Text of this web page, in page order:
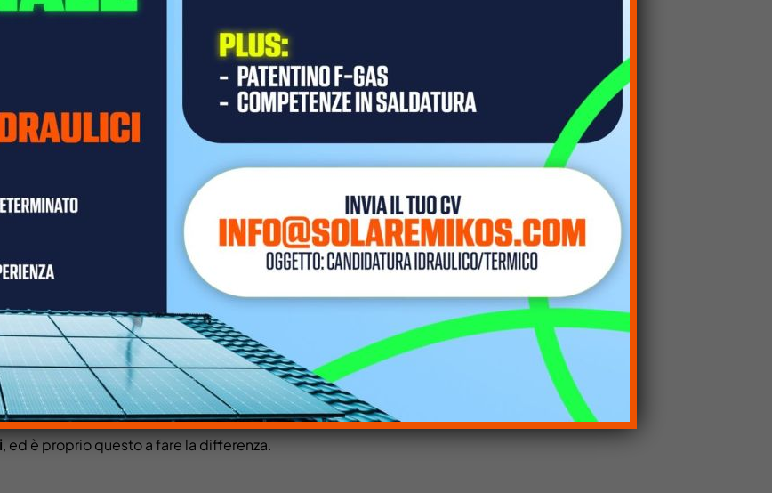
del tetto, zona geografica, consumi della famiglia.
diridurre in modo significativo la bolletta
, soprattutto se gran parte dell’energia prodotta
ma nel tempo può portare a un equilibrio più sostenibile.
DA VALUTARE
energia in autonomia e ridurre la dipendenza dalla rete. A questo si aggiunge un impatto
iniziale e lo spazio disponibile per l’installazione.
, ed è proprio questo a fare la differenza.